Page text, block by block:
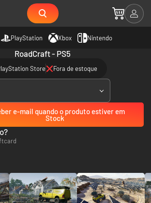
PlayStation Xbox Nintendo
RoadCraft - PS5
Store Fora de estoque
e-mail quando o produto estiver em
Stock